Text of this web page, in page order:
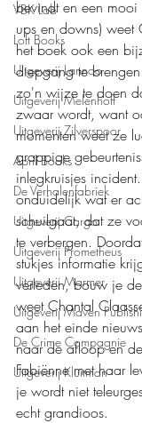
VBK Lab
Loft Books
Uitgeverij Lannoo
Uitgeverij Melenhoff
Uitgeverij Zilverspoor
April Books
De Verhalenfabriek
Uitgeverij Cargo
Uitgeverij Prometheus
Uitgeverij Marmer
Uitgeverij Maven
De Crime Compagnie
Uitgeverij Kluitman
bevindt en een mooi
ups en downs) weet
het boek ook een
diepgang te
zo'n wijze te doen
zwaar wordt, want
momenten weet ze
grappige
inlegkruisjes
onduidelijk wat er
schuilgaat, dat ze
te verbergen.
stukjes informatie
verleden, bouw je
weet Chantal
aan het einde
naar de afloop en
Fabiënne met haar
je wordt niet
echt grandioos.